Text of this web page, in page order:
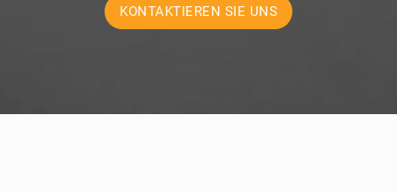
KONTAKTIEREN SIE UNS